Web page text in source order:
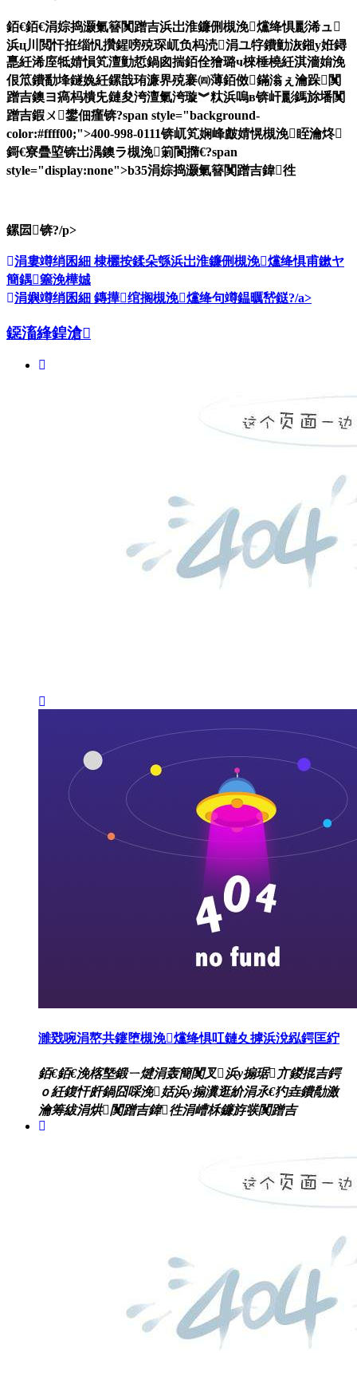
銆€銆€涓婃捣灏氭簮闃蹭吉浜岀淮鐮侀槻浼爣绛惧彲浠ュ
浜ц川閲忓拰缁忛攢鍟嗙殑琛屼负杩涜涓ユ牸鐨勭洃鎺у姙鐞
嗭紝浠庢牴婧愪笂澶勭悊鍋囪揣銆佺獪璐ч棶棰橈紝淇濇姢浼
佷笟鐨勫埄鐩婏紝鏍戠珛濂界殑褰㈣薄銆傚鏋滃ぇ瀹跺闃
蹭吉鐭ヨ瘑杩樻兂鏈夋洿澶氭洿璇︾粏浜嗚в锛屽彲鎷旀墦闃
蹭吉鍜ㄨ鐢佃瘽锛?span style="background-
color:#ffff00;">400-998-0111锛屼笂娴峰皻婧愰槻浼眰瀹炵
鎶€寮曡埅锛岀湡鐭ラ槻浼箣閬撱€?span
style="display:none">b35涓婃捣灏氭簮闃蹭吉鍏徃
鏍囩锛?/p>
涓婁竴绡囷細 棣欐按鍒朵綔浜岀淮鐮侀槻浼爣绛惧甫鏉ヤ
簡鍝簺浼樺娍
涓嬩竴绡囷細 鏄撶绾搁槻浼爣绛句竴鎾曞嵆鎹?/a>
鐚滀綘鍠滄
濉戣啘涓嶅共鑳堕槻浼爣绛惧叿鏈夊摢浜涗紭鍔匡紵
銆€銆€浼楁墍鍛ㄧ煡涓轰簡闃叉浜у搧琚亣鍐掍吉鍔
ｏ紝鍑忓皯鍋囧啋浼姡浜у搧瀵逛紒涓氶€犳垚鐨勪激
瀹筹紱涓烘闃蹭吉鍏徃涓嶆柇鐮斿彂闃蹭吉